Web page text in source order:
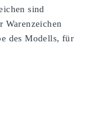
sind
Warenzeichen
des Modells, für